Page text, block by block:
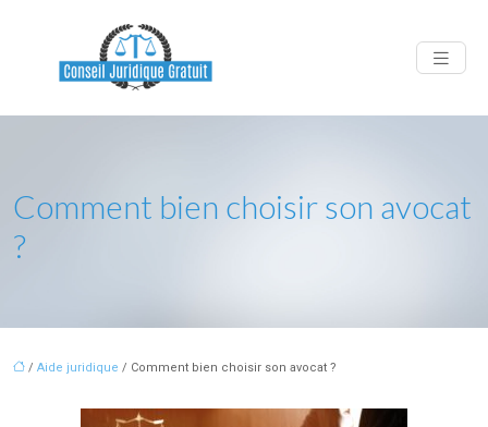
Comment bien choisir son avocat
?
/ Aide juridique / Comment bien choisir son avocat ?